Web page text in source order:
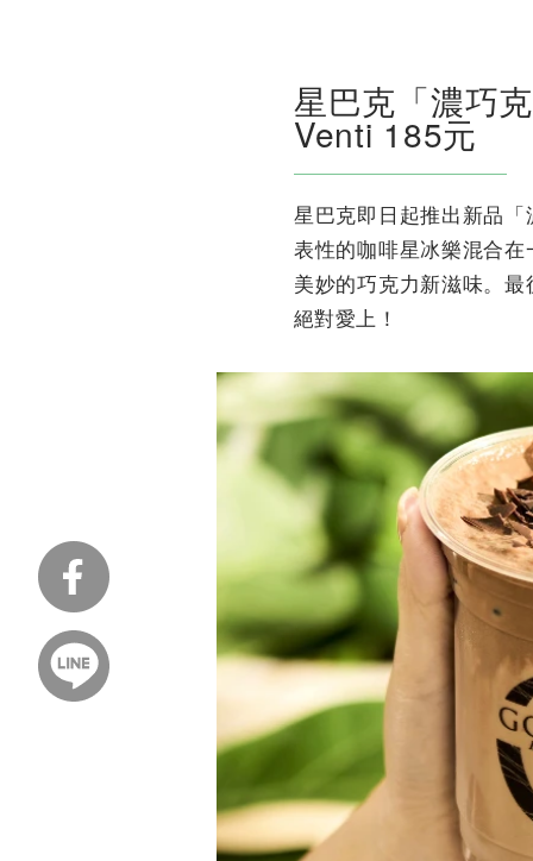
星巴克「濃巧
Venti 185元
星巴克即日起推出新品
表性的咖啡星冰樂混合
美妙的巧克力新滋味。
絕對愛上！